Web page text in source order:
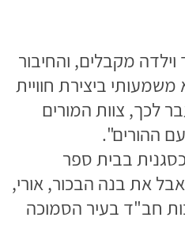
מקבלים, והחיבור
משמעותי ביצירת חוויית
לכך, צוות המורים
ההורים".
בבית ספר
את בנה הבכור, אורי,
חב"ד בעיר הסמוכה